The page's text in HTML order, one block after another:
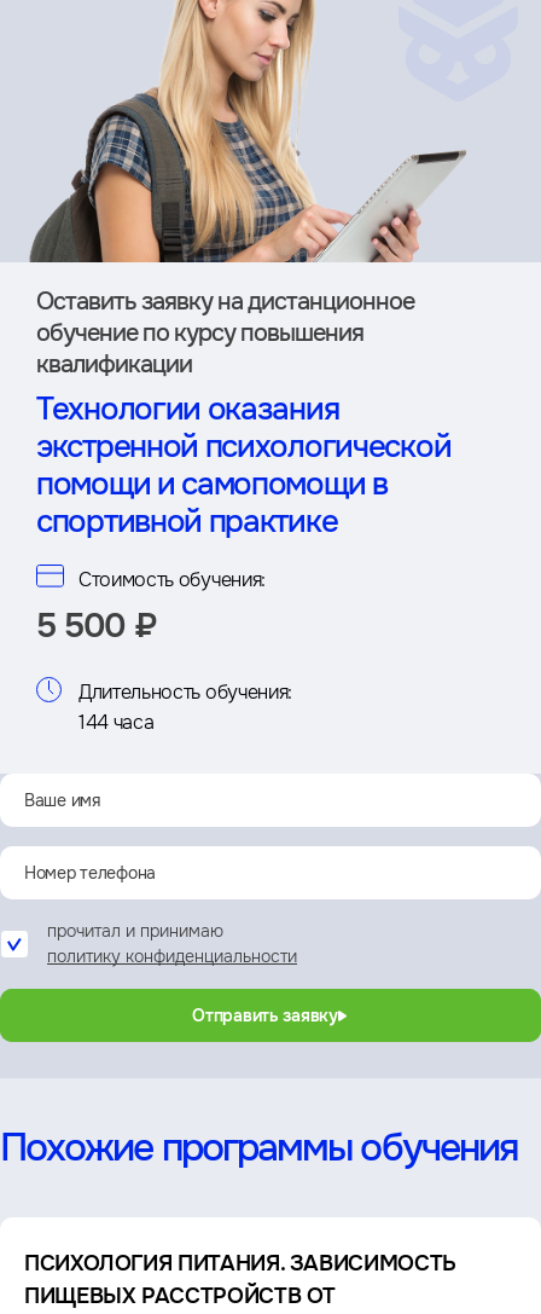
Оставить заявку на дистан­ционное
обучение по курсу повышения
квалификации
Технологии оказания
экстренной психологической
помощи и самопомощи в
спортивной практике
Стоимость обучения:
5 500 ₽
Длительность обучения:
144 часа
прочитал и принимаю
политику конфиденциальности
Отправить заявку
Похожие программы обучения
ПСИХОЛОГИЯ ПИТАНИЯ. ЗАВИСИМОСТЬ
ПИЩЕВЫХ РАССТРОЙСТВ ОТ